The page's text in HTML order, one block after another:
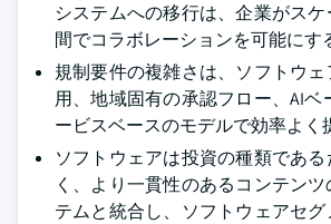
システムへの移行は、企業がス
間でコラボレーションを可能にす
規制要件の複雑さは、ソフトウ
用、地域固有の承認フロー、AI
ービスベースのモデルで効率よく
ソフトウェアは投資の種類であ
く、より一貫性のあるコンテン
テムと統合し、ソフトウェアセ